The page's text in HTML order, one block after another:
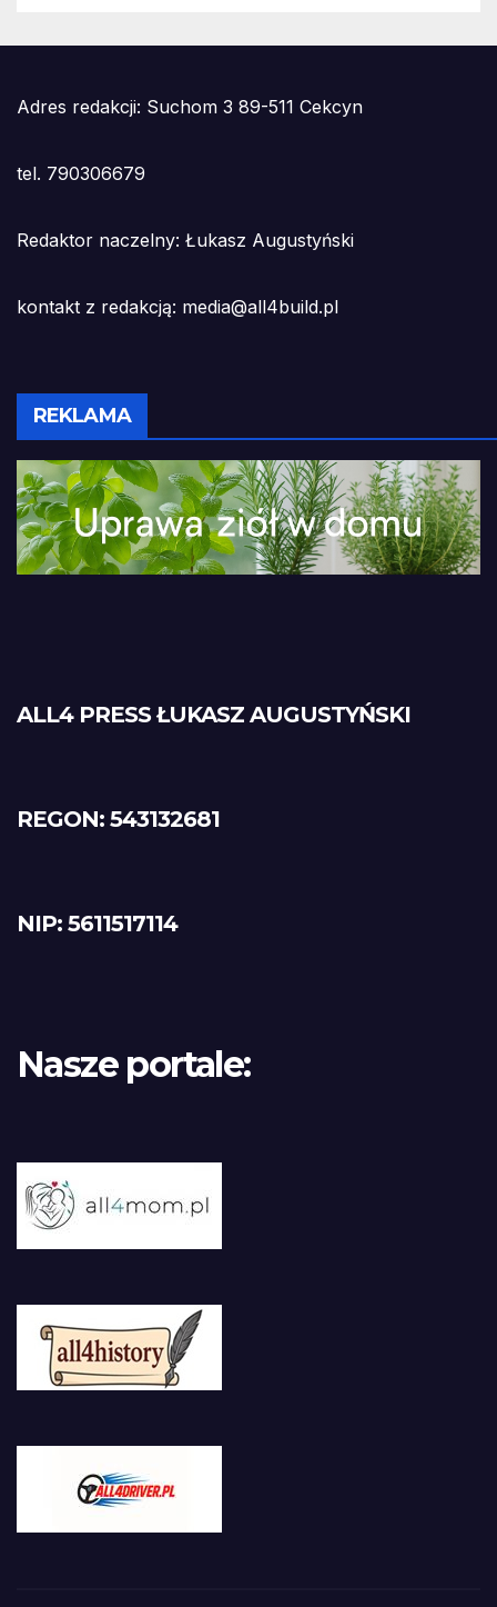
Adres redakcji: Suchom 3 89-511 Cekcyn
tel. 790306679
Redaktor naczelny: Łukasz Augustyński
kontakt z redakcją: media@all4build.pl
REKLAMA
ALL4 PRESS ŁUKASZ AUGUSTYŃSKI
REGON: 543132681
NIP: 5611517114
Nasze portale: